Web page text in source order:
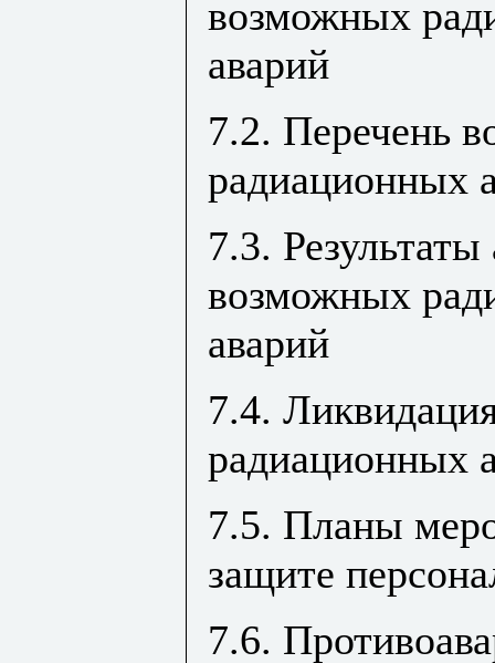
возможных
аварий
7.2. Перечень
радиационных
7.3. Результаты
возможных
аварий
7.4.
радиационных
7.5. Планы
защите
7.6.